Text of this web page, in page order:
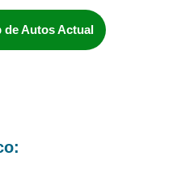
de Autos Actual